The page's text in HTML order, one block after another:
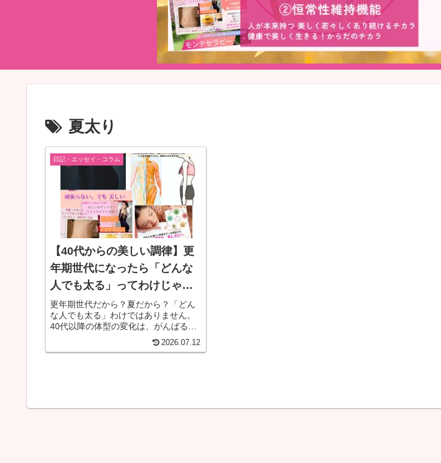
夏太り
日記・エッセイ・コラム
【40代からの美しい調律】更
年期世代になったら「どんな
人でも太る」ってわけじゃな
い✨体型が変わる愛おしい理
由
​更年期世代だから？夏だから？「どん
な人でも太る」わけではありません。
40代以降の体型の変化は、がんばるあ
なたの頭がパンパンになっているサイ
ン。五行バランスを美しく調律して、
2026.07.12